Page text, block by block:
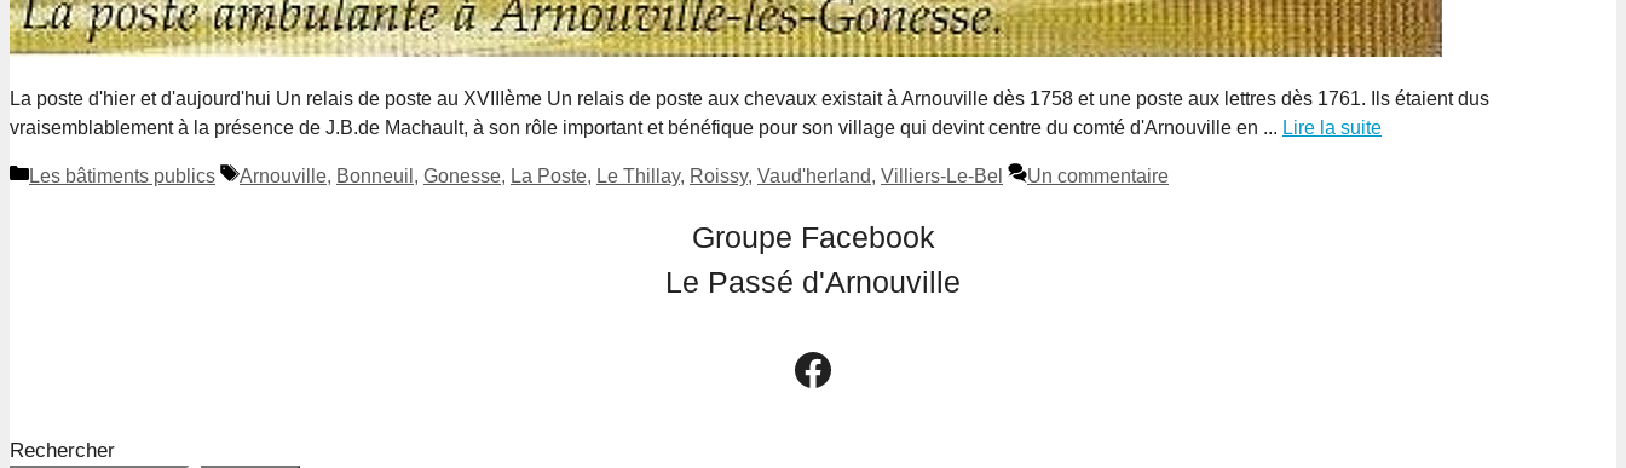
La poste d'hier et d'aujourd'hui Un relais de poste au XVIIIème Un relais de poste aux chevaux existait à Arnouville dès 1758 et une poste aux lettres dès 1761. Ils étaient dus
vraisemblablement à la présence de J.B.de Machault, à son rôle important et bénéfique pour son village qui devint centre du comté d'Arnouville en ... Lire la suite
Catégories
Les bâtiments publics Étiquettes
Arnouville, Bonneuil , Gonesse, La Poste, Le Thillay, Roissy, Vaud'herland, Villiers-Le-Bel Un commentaire
Groupe Facebook
Le Passé d'Arnouville
Le groupe Facebook Le Passé d'Arnouville
Rechercher